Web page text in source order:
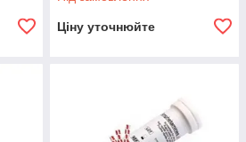
Ціну уточнюйте